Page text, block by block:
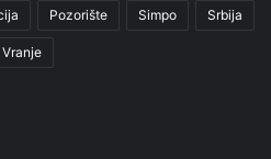
Pozorište Simpo Srbija
Vranje